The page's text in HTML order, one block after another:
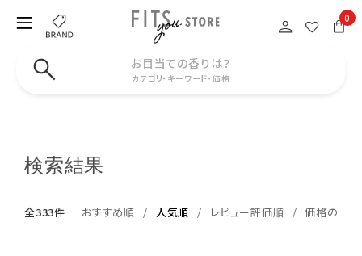
0
お目当ての香りは？
カテゴリ・キーワード・価格
検索結果
全333件 おすすめ順 人気順 レビュー評価順 価格の安